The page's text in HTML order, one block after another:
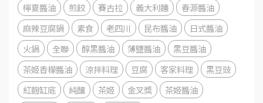
檸夏醬油
煎餃 賽古拉 義大利麵
春源醬油
麻辣豆腐鍋
素食 老四川 昆布醬油
日式醬油
火鍋
全聯 醇黑醬油 薄鹽醬油
黑豆醬油
茶姬香檬醬油
涼拌料理 豆腐 客家料理
黑豆豉
紅麴缸底
純釀 茶姬 金叉獎
茶姬醬油